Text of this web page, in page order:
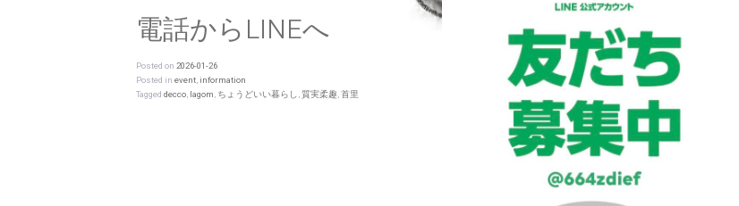
電話からLINEへ
Posted on 2026-01-26
Posted in event, information
Tagged decco, lagom, ちょうどいい暮らし,質実柔趣,首里